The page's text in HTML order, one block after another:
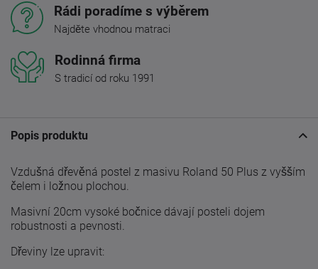
Rádi poradíme s výběrem
Najděte vhodnou matraci
Rodinná firma
S tradicí od roku 1991
Popis produktu
Vzdušná dřevěná postel z masivu Roland 50 Plus z vyšším
čelem i ložnou plochou.
Masivní 20cm vysoké bočnice dávají posteli dojem
robustnosti a pevnosti.
Dřeviny lze upravit: